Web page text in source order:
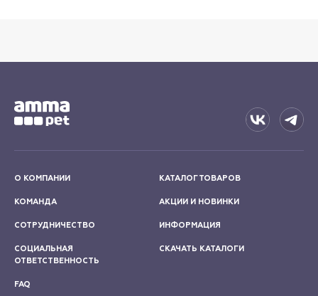
О КОМПАНИИ
КОМАНДА
СОТРУДНИЧЕСТВО
СОЦИАЛЬНАЯ
ОТВЕТСТВЕННОСТЬ
КАТАЛОГ ТОВАРОВ
АКЦИИ И НОВИНКИ
ИНФОРМАЦИЯ
СКАЧАТЬ КАТАЛОГИ
FAQ